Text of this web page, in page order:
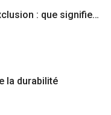
: que signifie…
la durabilité